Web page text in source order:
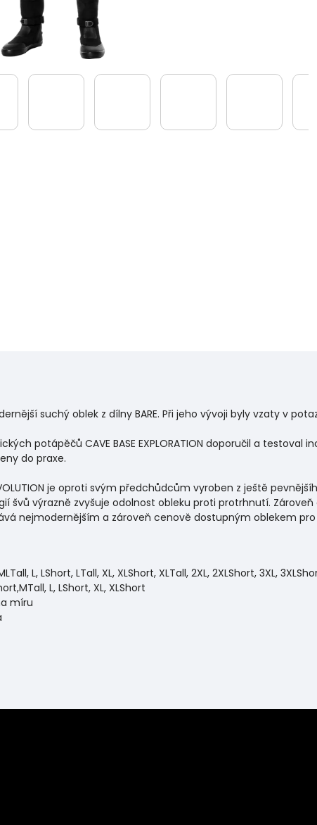
suchý oblek z dílny BARE. Při jeho vývoji byly vzaty v
potápěčů CAVE BASE EXPLORATION doporučil a
do praxe.
je oproti svým předchůdcům vyroben z ještě
švů výrazně zvyšuje odolnost obleku proti protrhnutí.
nejmodernějším a zároveň cenově dostupným oblekem
L, LShort, LTall, XL, XLShort, XLTall, 2XL, 2XLShort, 3XL,
L, LShort, XL, XLShort
míru